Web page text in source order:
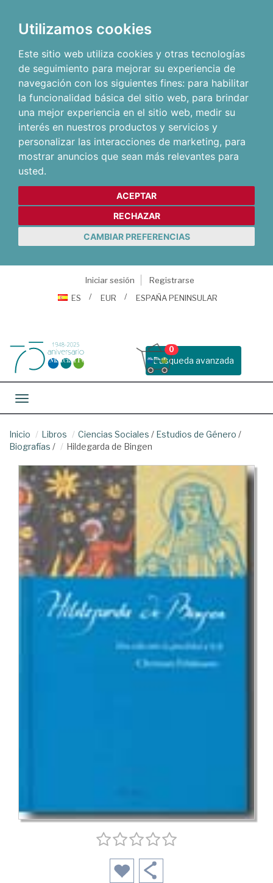
Utilizamos cookies
Este sitio web utiliza cookies y otras tecnologías
de seguimiento para mejorar su experiencia de
navegación con los siguientes fines: para habilitar
la funcionalidad básica del sitio web, para brindar
una mejor experiencia en el sitio web, medir su
interés en nuestros productos y servicios y
personalizar las interacciones de marketing, para
mostrar anuncios que sean más relevantes para
usted.
ACEPTAR
RECHAZAR
CAMBIAR PREFERENCIAS
Iniciar sesión
Registrarse
ES
EUR ESPAÑA PENINSULAR
Busqueda avanzada
0
Toggle navigation
Inicio Libros Ciencias Sociales / Estudios de Género /
Biografías / Hildegarda de Bingen